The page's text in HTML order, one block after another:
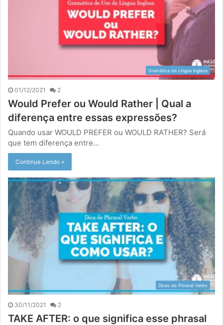
Gramática da Língua Inglesa
01/12/2021 2
Would Prefer ou Would Rather | Qual a
diferença entre essas expressões?
Quando usar WOULD PREFER ou WOULD RATHER? Será
que tem diferença entre…
Continue Lendo »
Dicas de Phrasal Verbs
30/11/2021 2
TAKE AFTER: o que significa esse phrasal